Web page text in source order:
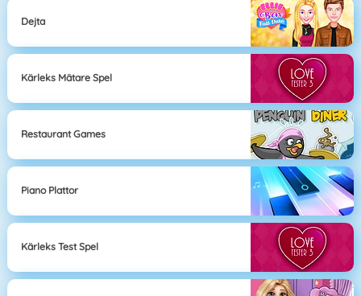
Dejta
Kärleks Mätare Spel
Restaurant Games
Piano Plattor
Kärleks Test Spel